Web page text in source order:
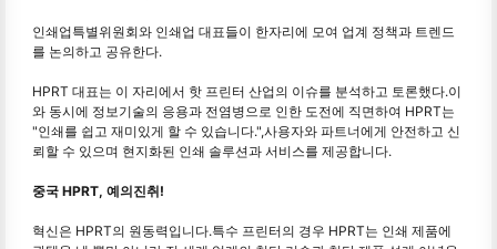
인쇄업특별위원회와 인쇄업 대표들이 한자리에 모여 업계 정책과 트렌드
를 논의하고 공유한다.
HPRT 대표는 이 자리에서 핫 프린터 산업의 이슈를 분석하고 토론했다.이
와 동시에 정보기술의 응용과 전염병으로 인한 도전에 직면하여 HPRT는
"인쇄를 쉽고 재미있게 할 수 있습니다.",사용자와 파트너에게 안전하고 신
뢰할 수 있으며 현지화된 인쇄 솔루션과 서비스를 제공합니다.
중국 HPRT, 예의진취!
혁신은 HPRT의 원동력입니다.특수 프린터의 경우 HPRT는 인쇄 제품에